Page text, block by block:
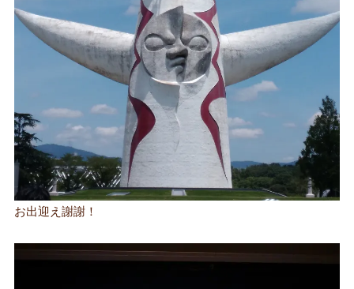
お出迎え謝謝！